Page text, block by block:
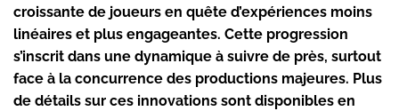
croissante de joueurs en quête d’expériences moins
linéaires et plus engageantes. Cette progression
s’inscrit dans une dynamique à suivre de près, surtout
face à la concurrence des productions majeures. Plus
de détails sur ces innovations sont disponibles en